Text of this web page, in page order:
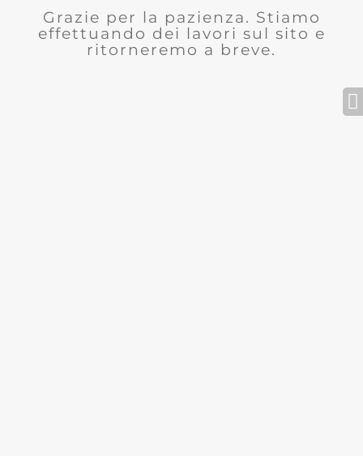
Grazie per la pazienza. Stiamo
effettuando dei lavori sul sito e
ritorneremo a breve.